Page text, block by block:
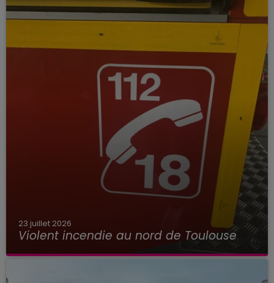
23 juillet 2026
Violent incendie au nord de Toulouse